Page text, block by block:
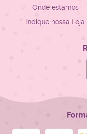
Onde estamos
Indique nossa Loja